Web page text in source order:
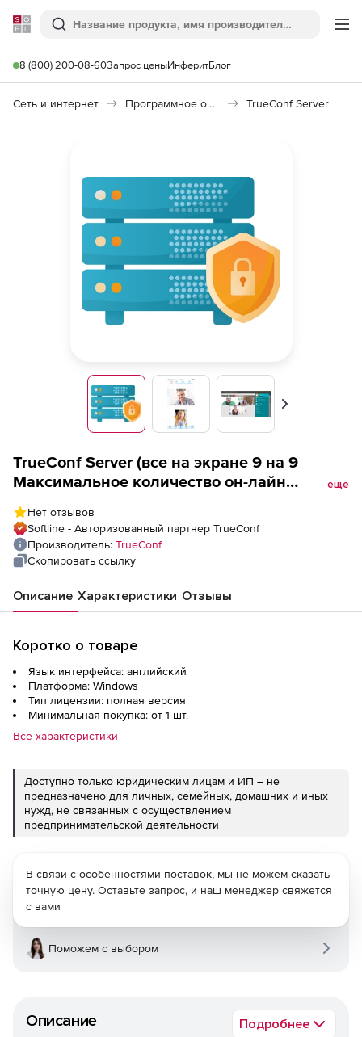
Softline
Поиск
8 (800) 200-08-60Запрос ценыИнферитБлог
Сеть и интернет Программное обеспечение для онлайн общения TrueConf Server
Вперед
TrueConf Server (все на экране 9 на 9
Максимальное количество он-лайн
организаций), годовая лицензия
еще
Нет отзывов
Softline - Авторизованный партнер TrueConf
Производитель: TrueConf
Скопировать ссылку
Описание Характеристики Отзывы
Коротко о товаре
Язык интерфейса: английский
Платформа: Windows
Тип лицензии: полная версия
Минимальная покупка: от 1 шт.
Все характеристики
Доступно только юридическим лицам и ИП – не
предназначено для личных, семейных, домашних и иных
нужд, не связанных с осуществлением
предпринимательской деятельности
Описание Подробнее
В связи с особенностями поставок, мы не можем сказать
точную цену. Оставьте запрос, и наш менеджер свяжется
с вами
Поможем с выбором